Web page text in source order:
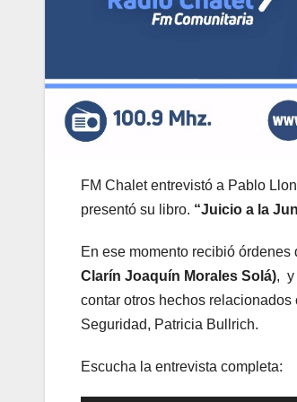
FM Chalet entrevistó a Pablo
presentó su libro. “Juicio a la
En ese momento recibió órdenes
Clarín Joaquín Morales Solá), y
contar otros hechos
Seguridad, Patricia Bullrich.
Escucha la entrevista completa: